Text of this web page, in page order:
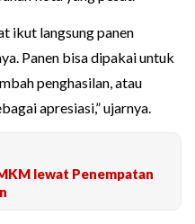
ikut langsung panen
Panen bisa dipakai untuk
penghasilan, atau
apresiasi,” ujarnya.
lewat Penempatan